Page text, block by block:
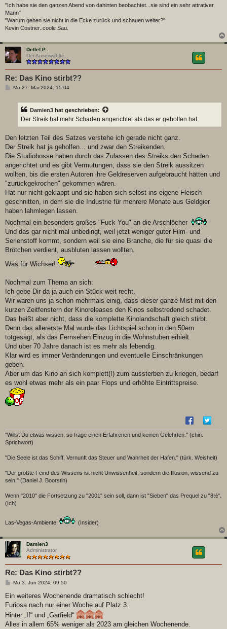
"Ich habe sie den ganzen Abend von dahinten beobachtet...sie sind ein sehr attrativer
Mann"
"Warum gehen sie nicht in die Ecke zurück und schauen weiter?"
Kevin Costner..coole Sau.
Detlef P.
Der Auserwählte
Re: Das Kino stirbt??
BMo 27. Mai 2024, 15:04
Damien3 hat geschrieben:
Der Streik hat mehr Schaden angerichtet als das er geholfen hat.
Den letzten Teil des Satzes verstehe ich gerade nicht ganz.
Der Streik hat ja geholfen... und zwar den Streikenden.
Die Studiobosse haben durch das Zulassen des Streiks den Schaden
angerichtet und es gibt Vermutungen, dass sie den Streik aussitzen
wollten, bis die ersten Autoren ihre Geldreserven aufgebraucht hätten und
"zurückgekrochen" gekommen wären.
Hat nur nicht geklappt und sie haben sich selbst ins eigene Fleisch
geschnitten, in dem sie die Industrie für mehrere Monate aus Geldgier
haben lahmlegen lassen.
Nochmal ein besonders großes "Fuck You" an die Arschlöcher
Und das gar nicht mal unbedingt, weil jetzt weniger guter Film- und
Serienstoff kommt, sondern weil sie eine Branche, die für sie quasi die
Brötchen verdient, ausbluten lassen wollten.
Was für Wichser!
Nochmal zum Thema an sich:
Ich gebe Dir da ja auch ein Stück weit recht.
Wir waren uns ja schon mehrmals einig, dass dieser ganze Mist mit den
kurzen Zeitfenstern der Kinoreleases den Kinos selbstredend schadet.
Das heißt aber nicht, dass die komplette Kinolandschaft gleich stirbt.
Denn das allererste Mal wurde das Lichtspiel schon in den 50ern
totgesagt, als das Fernsehen Einzug in die Wohnstuben erhielt.
Und über 70 Jahre danach ist es mehr als lebendig.
Klar wird es immer Veränderungen und eventuelle Einschränkungen
geben.
Aber um das Kino an sich komplett(!) zum aussterben zu kriegen, bedarf
es wohl etwas mehr als ein paar Flops und erhöhte Eintrittspreise.
"Willst Du etwas wissen, so frage einen Erfahrenen und keinen Gelehrten." (chin.
Sprichwort)
"Die Seele ist das Schiff, Vernunft das Steuer und Wahrheit der Hafen." (türk. Weisheit)
"Der größte Feind des Wissens ist nicht Unwissenheit, sondern die Illusion, wissend zu
sein." (Daniel J. Boorstin)
Wenn "2010" die Fortsetzung zu "2001" sein soll, dann ist "Sieben" das Prequel zu "8½".
(Ich)
Las-Vegas-Ambiente (Insider)
Damien3
Administrator
Re: Das Kino stirbt??
B
i
r
g
Mo 3. Jun 2024, 09:50
Ein weiteres Wochenende dramatisch schlecht!
Furiosa nach nur einer Woche auf Platz 3.
Hinter „If“ und „Garfield“
Alles in allem 65% weniger als 2023 am gleichen Wochenende.